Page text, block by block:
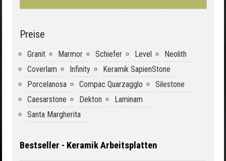
Preise
Granit Marmor Schiefer Level
Neolith
Coverlam
Infinity
Keramik SapienStone
Porcelanosa
Compac Quarzagglo
Silestone
Caesarstone
Dekton
Laminam
Santa Margherita
Bestseller - Keramik Arbeitsplatten